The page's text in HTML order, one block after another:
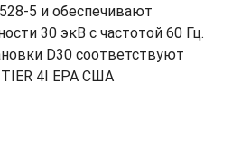
5 и обеспечивают
30 экВ с частотой 60 Гц.
D30 соответствуют
4I EPA США